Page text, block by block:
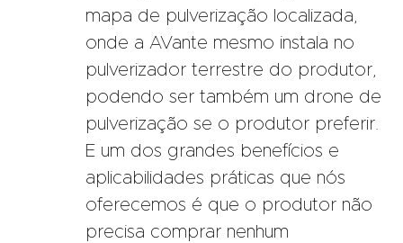
mapa de pulverização localizada,
onde a AVante mesmo instala no
pulverizador terrestre do produtor,
podendo ser também um drone de
pulverização se o produtor preferir.
E um dos grandes benefícios e
aplicabilidades práticas que nós
oferecemos é que o produtor não
precisa comprar nenhum